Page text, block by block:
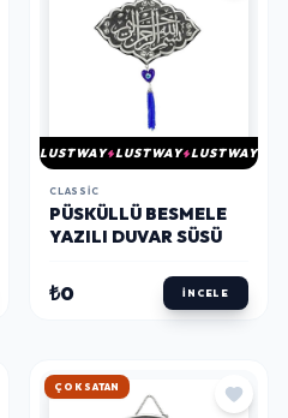
LUSTWAY LUSTWAY LUSTWAY
CLASSIC
PÜSKÜLLÜ BESMELE
YAZILI DUVAR SÜSÜ
₺0 İNCELE
HIZLI KARGO